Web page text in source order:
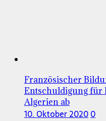
Französischer
Entschuldigung für
Algerien ab
10. Oktober 20200